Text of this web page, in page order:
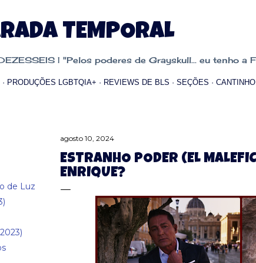
TEMPORAL
| "Pelos poderes de Grayskull... eu tenho a
PRODUÇÕES LGBTQIA+ REVIEWS DE BLS SEÇÕES
de Luz
agosto 10, 2024
ESTRANHO PODER (EL
ENRIQUE?